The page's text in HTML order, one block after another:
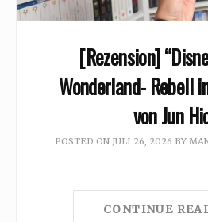
[Rezension]
Wonderland- Rebell
von Jun
POSTED ON JULI 26, 2026 BY
CONTINUE